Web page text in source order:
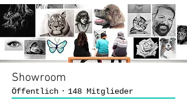
Showroom
Öffentlich · 148 Mitglieder